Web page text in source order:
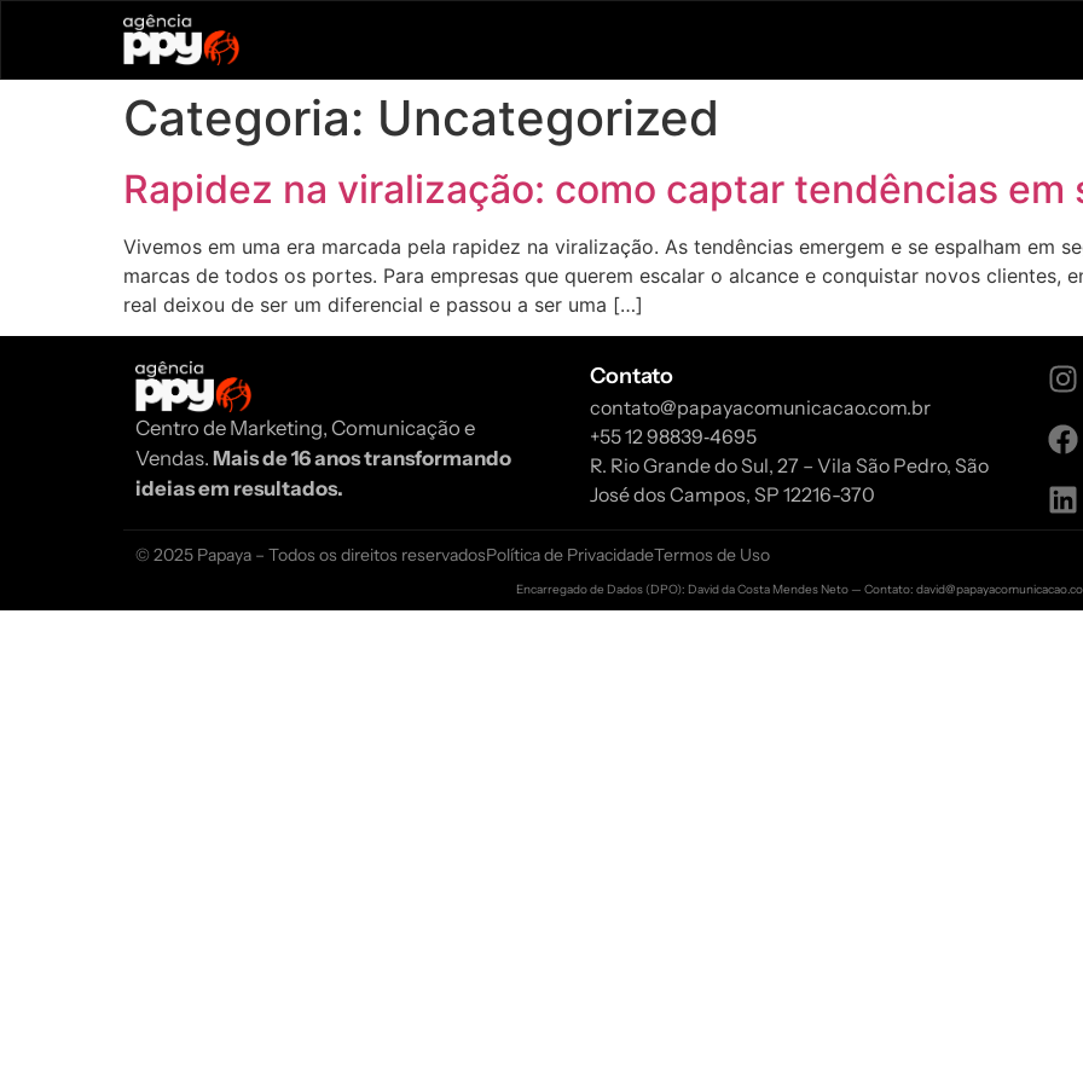
Categoria: Uncategorized
Rapidez na viralização: como captar tendências em
Vivemos em uma era marcada pela rapidez na viralização. As tendências emergem e se espalham em
marcas de todos os portes. Para empresas que querem escalar o alcance e conquistar novos clientes,
real deixou de ser um diferencial e passou a ser uma […]
Centro de Marketing, Comunicação e
Vendas. Mais de 16 anos transformando
ideias em resultados.
Contato
contato@papayacomunicacao.com.br
‪+55 12 98839‑4695‬
R. Rio Grande do Sul, 27 – Vila São Pedro, São
José dos Campos, SP 12216-370
© 2025 Papaya – Todos os direitos reservadosPolítica de PrivacidadeTermos de Uso
Encarregado de Dados (DPO): David da Costa Mendes Neto — Contato: